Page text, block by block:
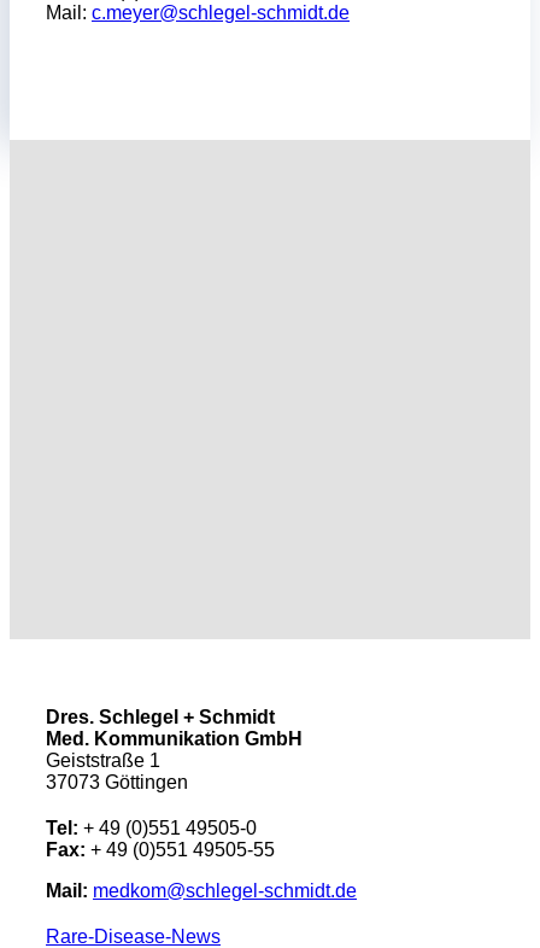
Mail: c.meyer@schlegel-schmidt.de
Dres. Schlegel + Schmidt
Med. Kommunikation GmbH
Geiststraße 1
37073 Göttingen
Tel: + 49 (0)551 49505-0
Fax: + 49 (0)551 49505-55
Mail: medkom@schlegel-schmidt.de
Rare-Disease-News